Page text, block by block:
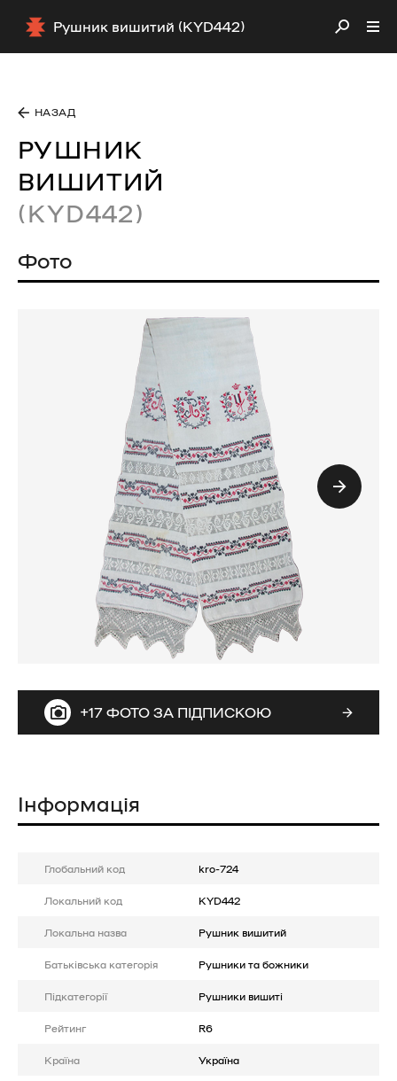
Рушник вишитий (KYD442)
НАЗАД
РУШНИК
ВИШИТИЙ
(KYD442)
Фото
+17 ФОТО ЗА ПІДПИСКОЮ
Інформація
Глобальний код kro-724
Локальний код KYD442
Локальна назва Рушник вишитий
Батькiвська категорія Рушники та божники
Підкатегорії Рушники вишиті
Рейтинг R6
Країна Україна